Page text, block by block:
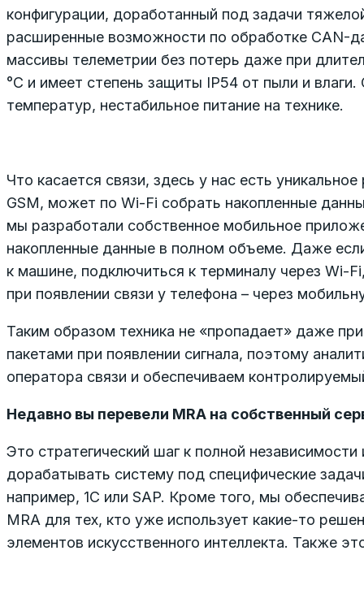
конфигурации, доработанный под задачи
расширенные возможности по обработке CAN-
массивы телеметрии без потерь даже при
°C и имеет степень защиты IP54 от пыли и
температур, нестабильное питание на технике.
Что касается связи, здесь у нас есть
GSM, может по Wi-Fi собрать накопленные
мы разработали собственное мобильное
накопленные данные в полном объеме. Даже
к машине, подключиться к терминалу через Wi-
при появлении связи у телефона – через
Таким образом техника не «пропадает» даже
пакетами при появлении сигнала, поэтому
оператора связи и обеспечиваем
Недавно вы перевели MRA на собственный
Это стратегический шаг к полной
дорабатывать систему под специфические
например, 1С или SAP. Кроме того, мы
MRA для тех, кто уже использует какие-то
элементов искусственного интеллекта. Также